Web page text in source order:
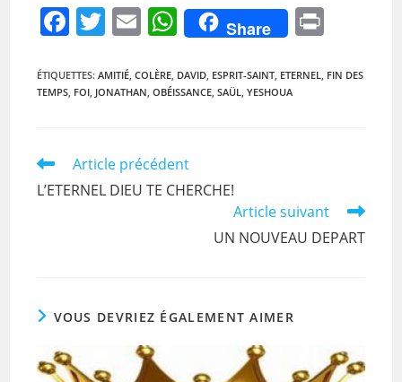
F
c
e
o
o
T
itt
er
E
ai
l
W
h
at
s
p
p
Share
t
ÉTIQUETTES:AMITIÉ COLÈRE DAVID ESPRIT-SAINT ETERNEL
FIN DES
TEMPS FOI JONATHAN OBÉISSANCE SAÜL YESHOUA
Read
articles
Article précédent
L’ETERNEL DIEU TE CHERCHE!
Article suivant
UN NOUVEAU DEPART
VOUS DEVRIEZ ÉGALEMENT AIMER